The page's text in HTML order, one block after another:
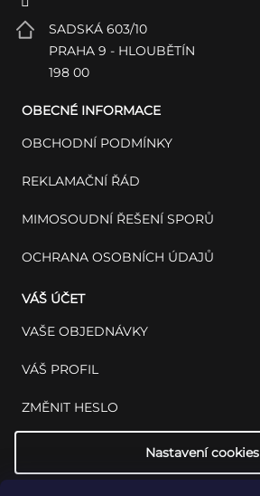
SADSKÁ 603/10
PRAHA 9 - HLOUBĚTÍN
198 00
OBECNÉ INFORMACE
OBCHODNÍ PODMÍNKY
REKLAMAČNÍ ŘÁD
MIMOSOUDNÍ ŘEŠENÍ SPORŮ
OCHRANA OSOBNÍCH ÚDAJŮ
VÁŠ ÚČET
VAŠE OBJEDNÁVKY
VÁŠ PROFIL
ZMĚNIT HESLO
Nastavení cookies